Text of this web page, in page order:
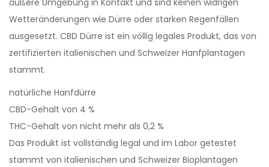
äußere Umgebung in Kontakt und sind keinen widrigen
Wetteränderungen wie Dürre oder starken Regenfällen
ausgesetzt. CBD Dürre ist ein völlig legales Produkt, das von
zertifizierten italienischen und Schweizer Hanfplantagen
stammt.
natürliche Hanfdürre
CBD-Gehalt von 4 %
THC-Gehalt von nicht mehr als 0,2 %
Das Produkt ist vollständig legal und im Labor getestet
stammt von italienischen und Schweizer Bioplantagen